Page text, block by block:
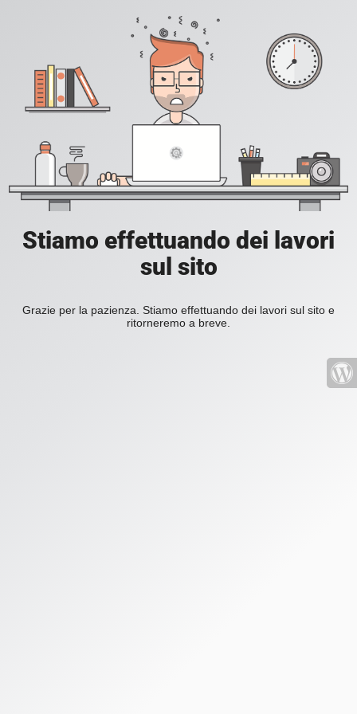
Stiamo effettuando dei lavori
sul sito
Grazie per la pazienza. Stiamo effettuando dei lavori sul sito e
ritorneremo a breve.